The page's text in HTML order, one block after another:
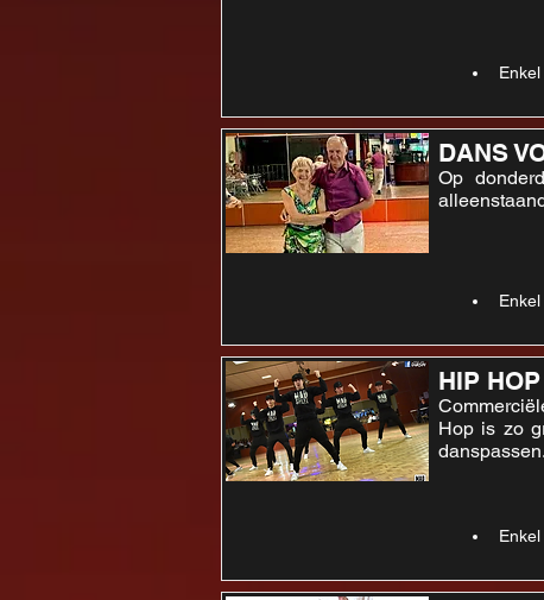
DANS
Op
HIP HOP
Hop is zo
danspassen.